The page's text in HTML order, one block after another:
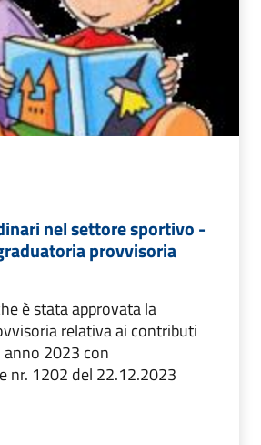
nel settore sportivo -
provvisoria
è stata approvata la
relativa ai contributi
2023 con
nr. 1202 del 22.12.2023